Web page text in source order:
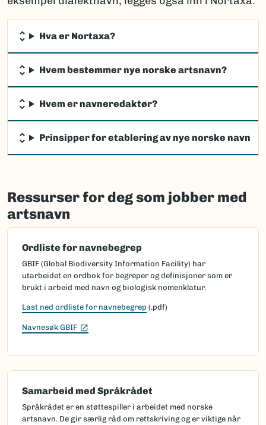
Hva er Nortaxa?
Hvem bestemmer nye norske artsnavn?
Hvem er navneredaktør?
Prinsipper for etablering av nye norske navn
Ressurser for deg som jobber med
artsnavn
Ordliste for navnebegrep
GBIF (Global Biodiversity Information Facility) har
utarbeidet en ordbok for begreper og definisjoner som er
brukt i arbeid med navn og biologisk nomenklatur.
Last ned ordliste for navnebegrep (.pdf)
Navnesøk GBIF (Ekstern lenke)
Samarbeid med Språkrådet
Språkrådet er en støttespiller i arbeidet med norske
artsnavn. De gir særlig råd om rettskriving og er viktige når